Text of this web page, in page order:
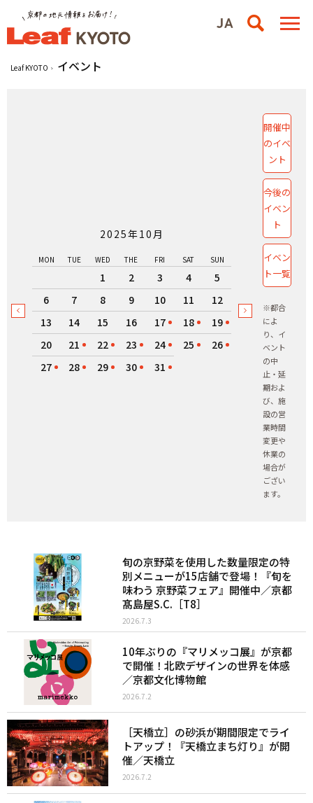
Leaf KYOTO イベント
2025年10月
MON TUE WED THE FRI SAT SUN
1 2 3 4
5
6
7 8 9 10 11
12
13
14 15 16 17 18
19
20
21 22 23 24 25
26
27
28 29 30 31
開催中
のイベ
ント
今後の
イベン
ト
イベン
ト一覧
※都合
によ
り、イ
ベント
の中
止・延
期およ
び、施
設の営
業時間
変更や
休業の
場合が
ござい
ます。
旬の京野菜を使用した数量限定の特
別メニューが15店舗で登場！『旬を
味わう 京野菜フェア』開催中／京都
髙島屋S.C.［T8］
2026.7.3
10年ぶりの『マリメッコ展』が京都
で開催！北欧デザインの世界を体感
／京都文化博物館
2026.7.2
［天橋立］の砂浜が期間限定でライ
トアップ！『天橋立まち灯り』が開
催／天橋立
2026.7.2